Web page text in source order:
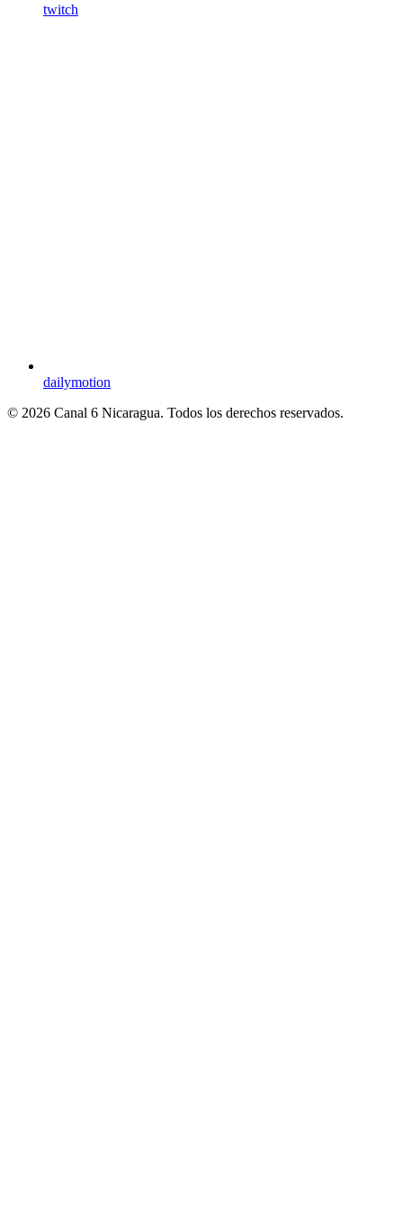
twitch
dailymotion
© 2026 Canal 6 Nicaragua. Todos los derechos reservados.